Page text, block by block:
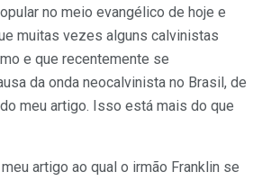
no meio evangélico de hoje e
muitas vezes alguns calvinistas
e que recentemente se
da onda neocalvinista no Brasil, de
meu artigo. Isso está mais do que
artigo ao qual o irmão Franklin se